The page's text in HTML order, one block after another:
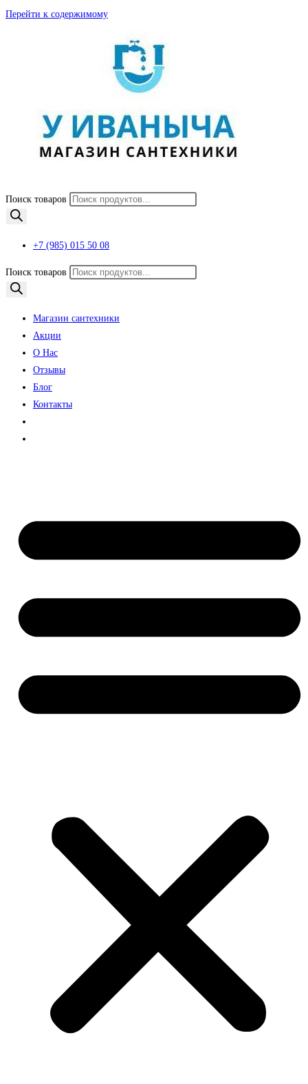
Перейти к содержимому
Поиск товаров
+7 (985) 015 50 08
Поиск товаров
Магазин сантехники
Акции
О Нас
Отзывы
Блог
Контакты